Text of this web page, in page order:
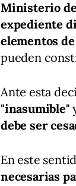
Ministerio
expediente
elementos
pueden
Ante esta
"inasumible"
debe ser
En este
necesarias